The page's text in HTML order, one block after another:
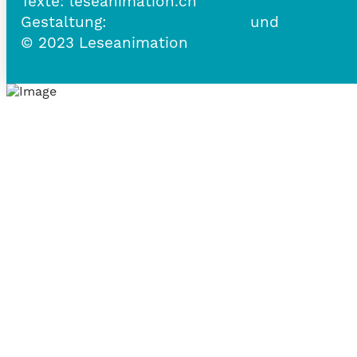
Gestaltung:
und
© 2023 Leseanimation